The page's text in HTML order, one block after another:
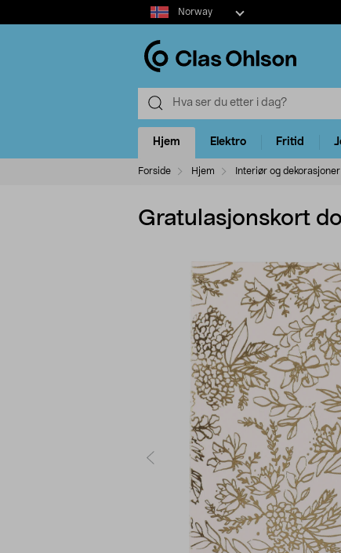
Select
market
Norway
Hjem Elektro Fritid
Forside Hjem Interiør og dekorasjoner
Gratulasjonskort